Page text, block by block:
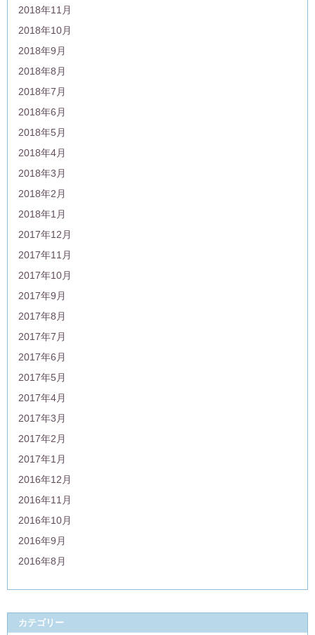
2018年11月
2018年10月
2018年9月
2018年8月
2018年7月
2018年6月
2018年5月
2018年4月
2018年3月
2018年2月
2018年1月
2017年12月
2017年11月
2017年10月
2017年9月
2017年8月
2017年7月
2017年6月
2017年5月
2017年4月
2017年3月
2017年2月
2017年1月
2016年12月
2016年11月
2016年10月
2016年9月
2016年8月
カテゴリー